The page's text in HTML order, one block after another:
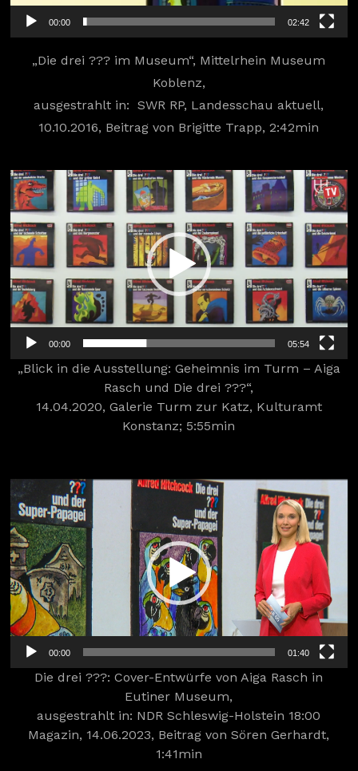
00:00 02:42
„Die drei ??? im Museum“, Mittelrhein Museum
Koblenz,
ausgestrahlt in: SWR RP, Landesschau aktuell,
10.10.2016, Beitrag von Brigitte Trapp, 2:42min
Video-
Player
00:00 05:54
„Blick in die Ausstellung: Geheimnis im Turm – Aiga
Rasch und Die drei ???“,
14.04.2020, Galerie Turm zur Katz, Kulturamt
Konstanz; 5:55min
Video-
Player
00:00 01:40
Die drei ???: Cover-Entwürfe von Aiga Rasch in
Eutiner Museum,
ausgestrahlt in: NDR Schleswig-Holstein 18:00
Magazin, 14.06.2023, Beitrag von Sören Gerhardt,
1:41min